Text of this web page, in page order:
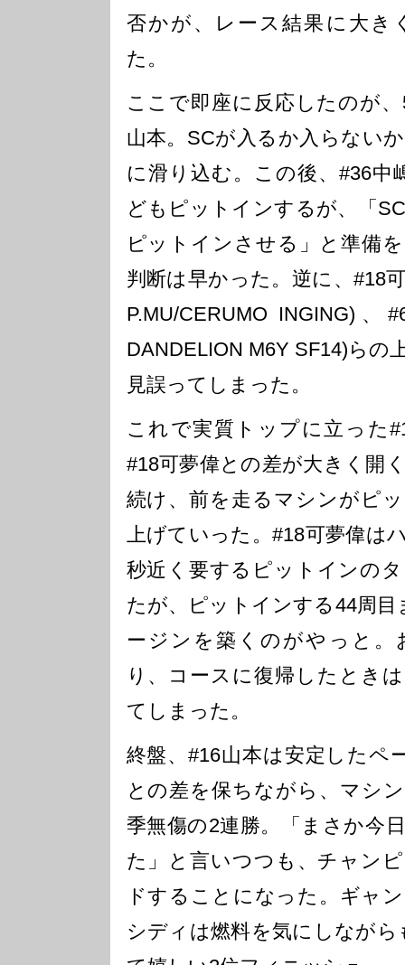
否かが、レース結果に大き
た。
ここで即座に反応したのが
山本。SCが入るか入らない
に滑り込む。この後、#36中
どもピットインするが、「
ピットインさせる」と準備
判断は早かった。逆に、#18
P.MU/CERUMO INGING)
DANDELION M6Y SF14)らの
見誤ってしまった。
これで実質トップに立った
#18可夢偉との差が大きく開
続け、前を走るマシンがピ
上げていった。#18可夢偉は
秒近く要するピットインの
たが、ピットインする44周
ージンを築くのがやっと。
り、コースに復帰したとき
てしまった。
終盤、#16山本は安定したペ
との差を保ちながら、マシ
季無傷の2連勝。「まさか今
た」と言いつつも、チャン
ドすることになった。ギャ
シディは燃料を気にしなが